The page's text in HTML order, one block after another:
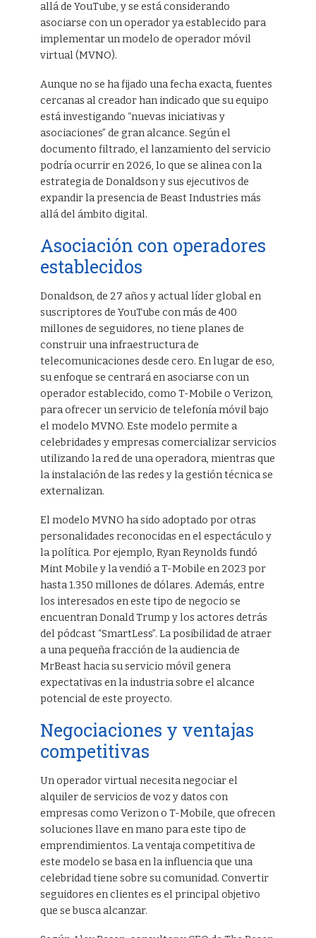
allá de YouTube, y se está considerando
asociarse con un operador ya establecido para
implementar un modelo de operador móvil
virtual (MVNO).
Aunque no se ha fijado una fecha exacta, fuentes
cercanas al creador han indicado que su equipo
está investigando “nuevas iniciativas y
asociaciones” de gran alcance. Según el
documento filtrado, el lanzamiento del servicio
podría ocurrir en 2026, lo que se alinea con la
estrategia de Donaldson y sus ejecutivos de
expandir la presencia de Beast Industries más
allá del ámbito digital.
Asociación con operadores
establecidos
Donaldson, de 27 años y actual líder global en
suscriptores de YouTube con más de 400
millones de seguidores, no tiene planes de
construir una infraestructura de
telecomunicaciones desde cero. En lugar de eso,
su enfoque se centrará en asociarse con un
operador establecido, como T-Mobile o Verizon,
para ofrecer un servicio de telefonía móvil bajo
el modelo MVNO. Este modelo permite a
celebridades y empresas comercializar servicios
utilizando la red de una operadora, mientras que
la instalación de las redes y la gestión técnica se
externalizan.
El modelo MVNO ha sido adoptado por otras
personalidades reconocidas en el espectáculo y
la política. Por ejemplo, Ryan Reynolds fundó
Mint Mobile y la vendió a T-Mobile en 2023 por
hasta 1.350 millones de dólares. Además, entre
los interesados en este tipo de negocio se
encuentran Donald Trump y los actores detrás
del pódcast “SmartLess”. La posibilidad de atraer
a una pequeña fracción de la audiencia de
MrBeast hacia su servicio móvil genera
expectativas en la industria sobre el alcance
potencial de este proyecto.
Negociaciones y ventajas
competitivas
Un operador virtual necesita negociar el
alquiler de servicios de voz y datos con
empresas como Verizon o T-Mobile, que ofrecen
soluciones llave en mano para este tipo de
emprendimientos. La ventaja competitiva de
este modelo se basa en la influencia que una
celebridad tiene sobre su comunidad. Convertir
seguidores en clientes es el principal objetivo
que se busca alcanzar.